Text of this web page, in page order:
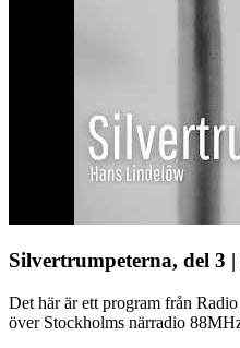
Silvertrumpeterna, del 3
Det här är ett program från
över Stockholms närradio